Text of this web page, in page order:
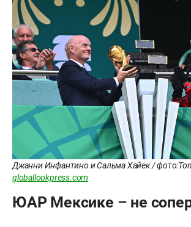
Джанни Инфантино и Сальма Хайек /
globallookpress.com
ЮАР Мексике – не